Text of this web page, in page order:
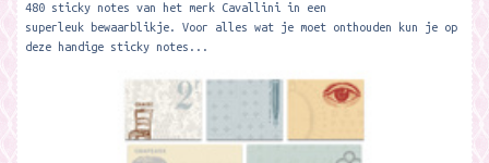
480 sticky notes van het merk Cavallini in een
superleuk bewaarblikje. Voor alles wat je moet onthouden kun je op
deze handige sticky notes...